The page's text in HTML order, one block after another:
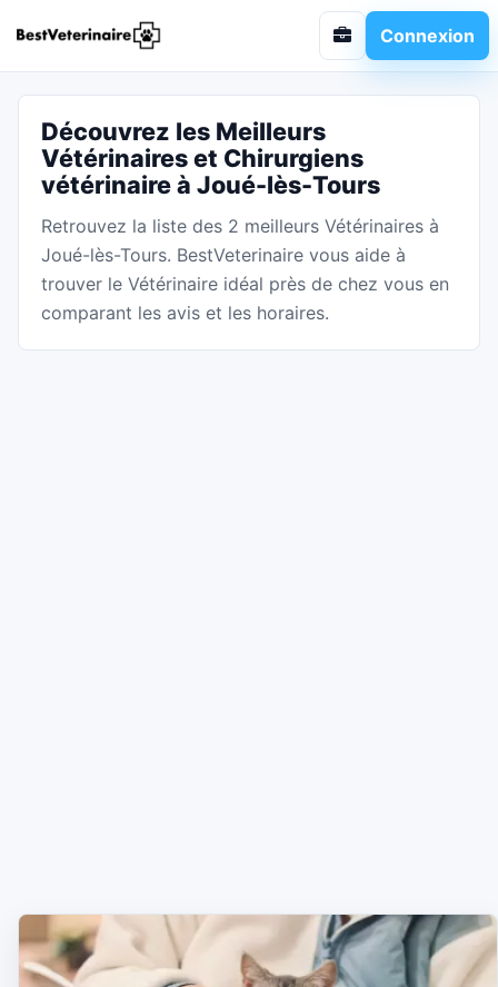
Connexion
Découvrez les Meilleurs
Vétérinaires et Chirurgiens
vétérinaire à Joué-lès-Tours
Retrouvez la liste des 2 meilleurs Vétérinaires à
Joué-lès-Tours. BestVeterinaire vous aide à
trouver le Vétérinaire idéal près de chez vous en
comparant les avis et les horaires.